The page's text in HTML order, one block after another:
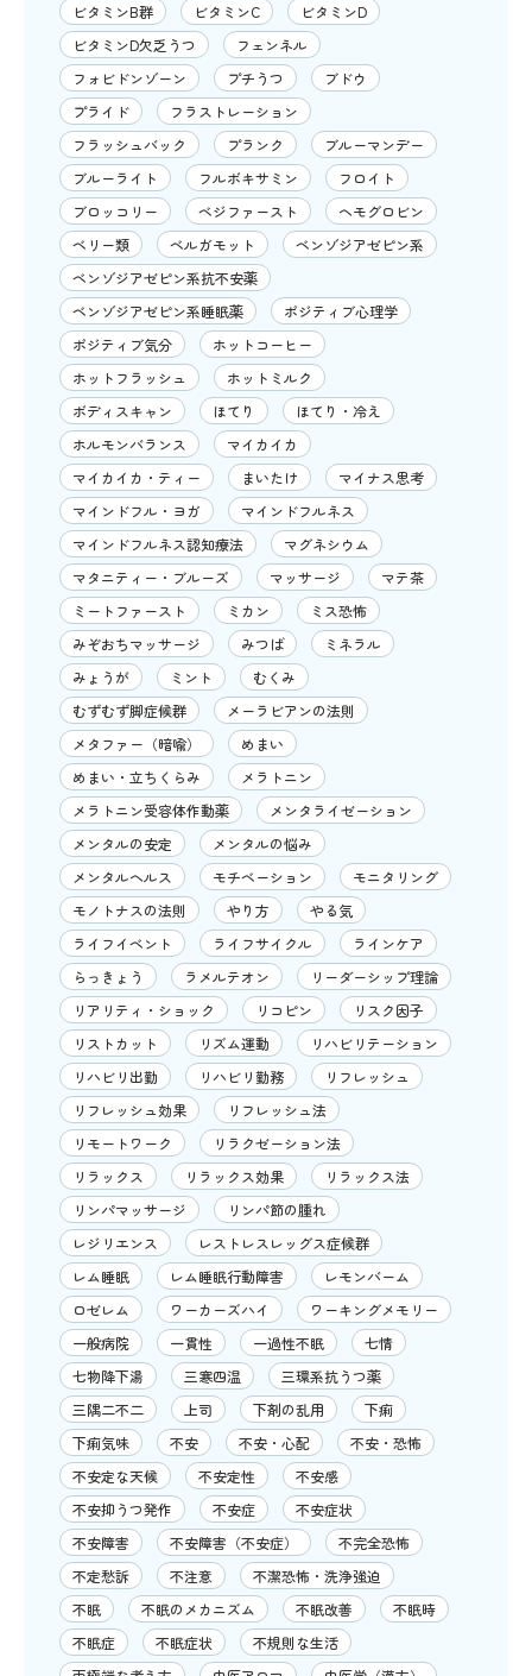
ビタミンB群
ビタミンC
ビタミンD
ビタミンD欠乏うつ
フェンネル
フォビドンゾーン
プチうつ
ブドウ
プライド
フラストレーション
フラッシュバック
プランク
ブルーマンデー
ブルーライト
フルボキサミン
フロイト
ブロッコリー
ベジファースト
ヘモグロビン
ベリー類
ベルガモット
ベンゾジアゼピン系
ベンゾジアゼピン系抗不安薬
ベンゾジアゼピン系睡眠薬
ポジティブ心理学
ポジティブ気分
ホットコーヒー
ホットフラッシュ
ホットミルク
ボディスキャン
ほてり
ほてり・冷え
ホルモンバランス
マイカイカ
マイカイカ・ティー
まいたけ
マイナス思考
マインドフル・ヨガ
マインドフルネス
マインドフルネス認知療法
マグネシウム
マタニティー・ブルーズ
マッサージ
マテ茶
ミートファースト
ミカン
ミス恐怖
みぞおちマッサージ
みつば
ミネラル
みょうが
ミント
むくみ
むずむず脚症候群
メーラビアンの法則
メタファー（暗喩）
めまい
めまい・立ちくらみ
メラトニン
メラトニン受容体作動薬
メンタライゼーション
メンタルの安定
メンタルの悩み
メンタルヘルス
モチベーション
モニタリング
モノトナスの法則
やり方
やる気
ライフイベント
ライフサイクル
ラインケア
らっきょう
ラメルテオン
リーダーシップ理論
リアリティ・ショック
リコピン
リスク因子
リストカット
リズム運動
リハビリテーション
リハビリ出勤
リハビリ勤務
リフレッシュ
リフレッシュ効果
リフレッシュ法
リモートワーク
リラクゼーション法
リラックス
リラックス効果
リラックス法
リンパマッサージ
リンパ節の腫れ
レジリエンス
レストレスレッグス症候群
レム睡眠
レム睡眠行動障害
レモンバーム
ロゼレム
ワーカーズハイ
ワーキングメモリー
一般病院
一貫性 一過性不眠
七情
七物降下湯
三寒四温
三環系抗うつ薬
三隅二不二
上司 下剤の乱用
下痢
下痢気味
不安 不安・心配
不安・恐怖
不安定な天候
不安定性
不安感
不安抑うつ発作
不安症
不安症状
不安障害
不安障害（不安症）
不完全恐怖
不定愁訴
不注意
不潔恐怖・洗浄強迫
不眠
不眠のメカニズム 不眠改善
不眠時
不眠症
不眠症状
不規則な生活